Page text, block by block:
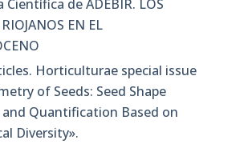
Científica de ADEBIR. LOS
EN EL
Horticulturae special issue
of Seeds: Seed Shape
Quantification Based on
Diversity»​.